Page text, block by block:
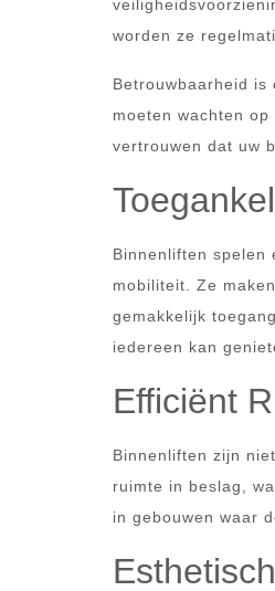
worden ze
Betrouwbaarheid
moeten wachten
vertrouwen dat uw
Binnenliften spelen
mobiliteit. Ze
gemakkelijk
iedereen kan
Efficiënt
Binnenliften zijn
ruimte in beslag,
in gebouwen waar